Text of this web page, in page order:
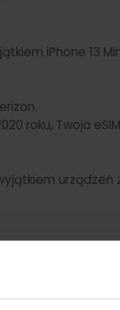
iPhone
Verizon.
2020 roku,
(z wyjątkiem